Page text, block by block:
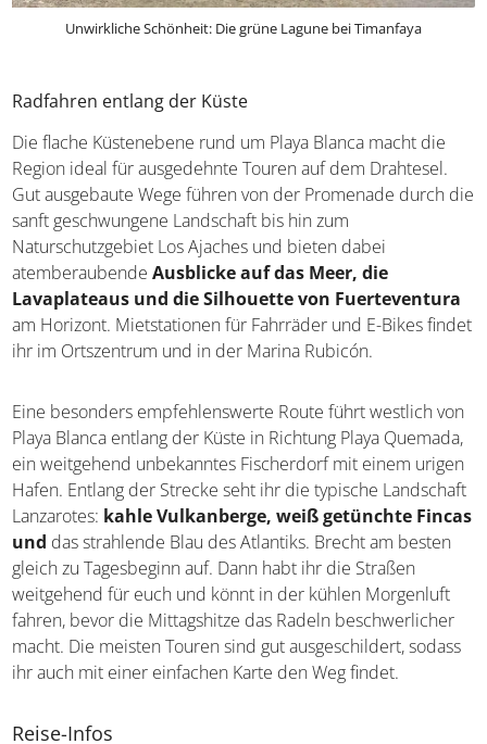
Unwirkliche Schönheit: Die grüne Lagune bei Timanfaya
Radfahren entlang der Küste
Die flache Küstenebene rund um Playa Blanca macht die
Region ideal für ausgedehnte Touren auf dem Drahtesel.
Gut ausgebaute Wege führen von der Promenade durch die
sanft geschwungene Landschaft bis hin zum
Naturschutzgebiet Los Ajaches und bieten dabei
atemberaubende Ausblicke auf das Meer, die
Lavaplateaus und die Silhouette von Fuerteventura
am Horizont. Mietstationen für Fahrräder und E-Bikes findet
ihr im Ortszentrum und in der Marina Rubicón.
Eine besonders empfehlenswerte Route führt westlich von
Playa Blanca entlang der Küste in Richtung Playa Quemada,
ein weitgehend unbekanntes Fischerdorf mit einem urigen
Hafen. Entlang der Strecke seht ihr die typische Landschaft
Lanzarotes: kahle Vulkanberge, weiß getünchte Fincas
und das strahlende Blau des Atlantiks. Brecht am besten
gleich zu Tagesbeginn auf. Dann habt ihr die Straßen
weitgehend für euch und könnt in der kühlen Morgenluft
fahren, bevor die Mittagshitze das Radeln beschwerlicher
macht. Die meisten Touren sind gut ausgeschildert, sodass
ihr auch mit einer einfachen Karte den Weg findet.
Reise-Infos